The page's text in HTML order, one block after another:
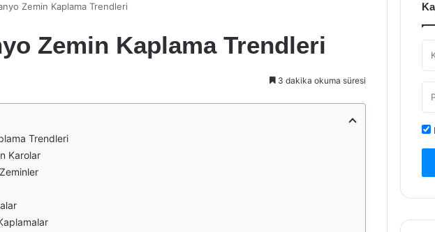
Zemin Kaplama Trendleri
Zemin Kaplama Trendleri
3 dakika okuma süresi
Trendleri
Karolar